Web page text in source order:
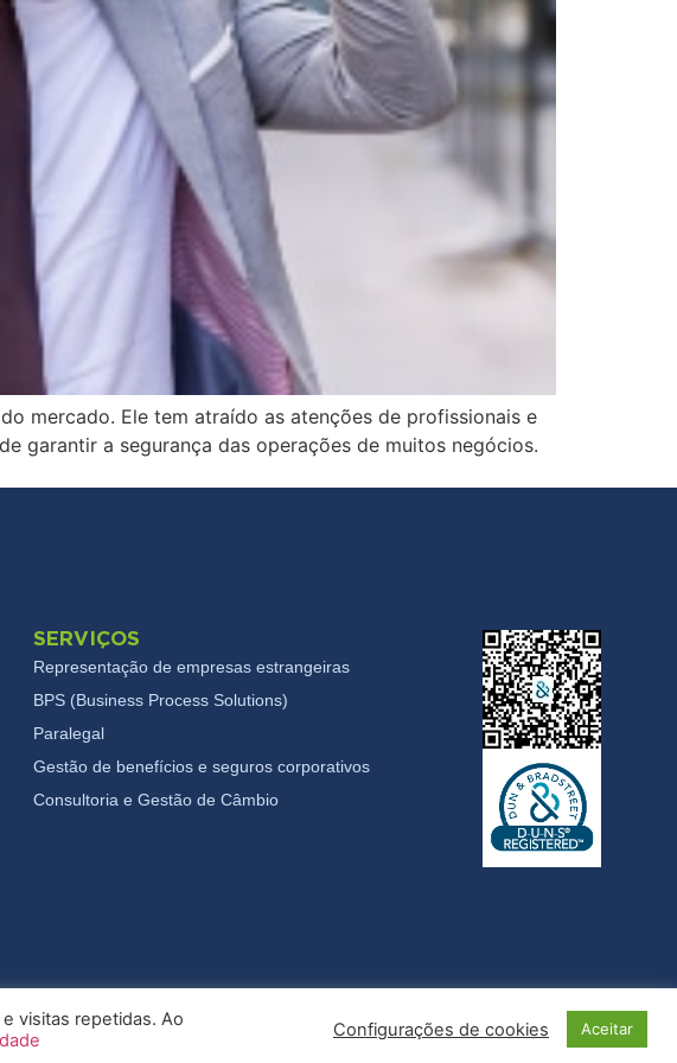
mercado. Ele tem atraído as atenções de profissionais e
garantir a segurança das operações de muitos negócios.
SERVIÇOS
Representação de empresas estrangeiras
BPS (Business Process Solutions)
Paralegal
Gestão de benefícios e seguros corporativos
Consultoria e Gestão de Câmbio
legais e Privacidade
visitas repetidas. Ao
Configurações de cookies Aceitar